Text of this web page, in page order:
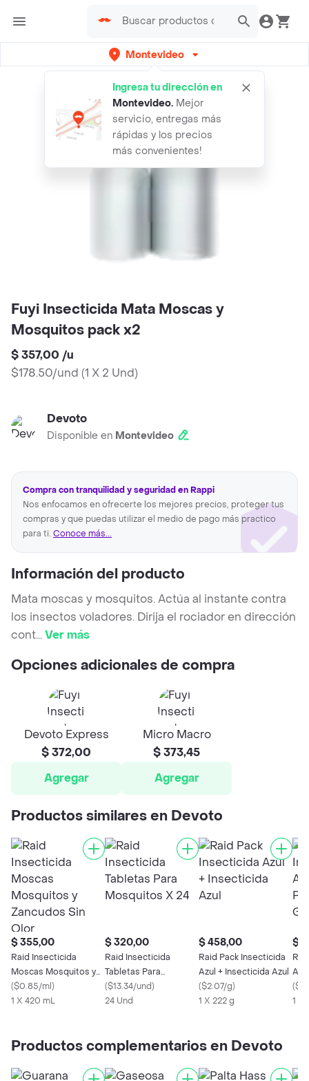
Montevideo
Ingresa tu dirección en
Montevideo. Mejor
servicio, entregas más
rápidas y los precios
más convenientes!
Fuyi Insecticida Mata Moscas y
Mosquitos pack x2
$ 357,00 /u
$178.50/und (1 X 2 Und)
Devoto
Disponible en Montevideo
Compra con tranquilidad y seguridad en Rappi
Nos enfocamos en ofrecerte los mejores precios, proteger tus
compras y que puedas utilizar el medio de pago más practico
para ti. Conoce más...
Información del producto
Mata moscas y mosquitos. Actúa al instante contra
los insectos voladores. Dirija el rociador en dirección
cont...Ver más
Opciones adicionales de compra
Devoto Express
$ 372,00
Agregar
Micro Macro
$ 373,45
Agregar
Productos similares en Devoto
$ 355,00
Raid Insecticida
Moscas Mosquitos y
Zancudos Sin Olor
($0.85/ml)
1 X 420 mL
$ 320,00
Raid Insecticida
Tabletas Para
Mosquitos X 24
($13.34/und)
24 Und
$ 458,00
Raid Pack Insecticida
Azul + Insecticida Azul
($2.07/g)
1 X 222 g
$
(
1 X
Productos complementarios en Devoto